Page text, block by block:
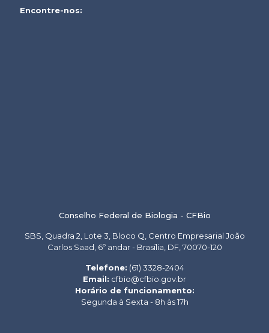
Encontre-nos:
Conselho Federal de Biologia - CFBio
SBS, Quadra 2, Lote 3, Bloco Q, Centro Empresarial João
Carlos Saad, 6º andar - Brasília, DF, 70070-120
Telefone: (61) 3328-2404
Email: cfbio@cfbio.gov.br
Horário de funcionamento:
Segunda à Sexta - 8h às 17h